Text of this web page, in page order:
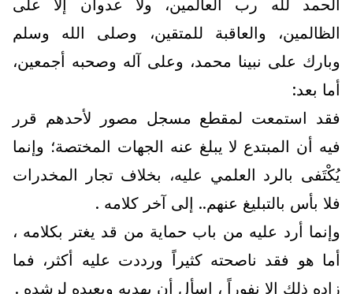
الحمد لله رب العالمين، ولا عدوان إلا على
الظالمين، والعاقبة للمتقين، وصلى الله وسلم
وبارك على نبينا محمد، وعلى آله وصحبه أجمعين،
أما بعد:
فقد استمعت لمقطع مسجل مصور لأحدهم قرر
فيه أن المبتدع لا يبلغ عنه الجهات المختصة؛ وإنما
يُكْتَفى بالرد العلمي عليه، بخلاف تجار المخدرات
فلا بأس بالتبليغ عنهم.. إلى آخر كلامه .
وإنما أرد عليه من باب حماية من قد يغتر بكلامه ،
أما هو فقد ناصحته كثيراً ورددت عليه أكثر، فما
زاده ذلك إلا نفوراً ، اسأل أن يهديه ويعيده لرشده .